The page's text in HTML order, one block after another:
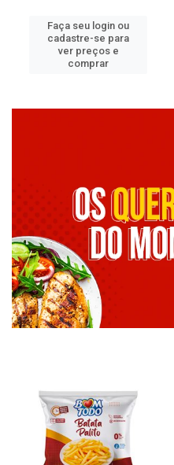
Faça seu login ou
cadastre-se para
ver preços e
comprar